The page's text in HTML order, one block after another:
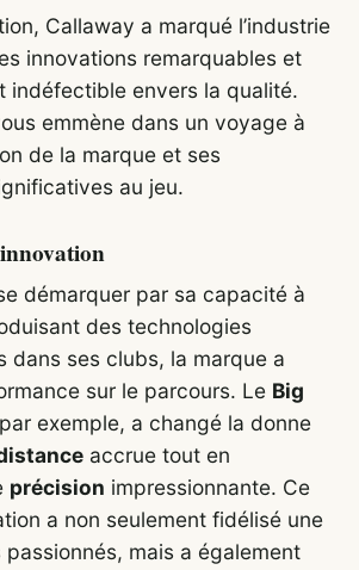
Callaway a marqué l’industrie
innovations remarquables et
indéfectible envers la qualité.
emmène dans un voyage à
de la marque et ses
au jeu.
démarquer par sa capacité à
des technologies
dans ses clubs, la marque a
sur le parcours. Le Big
exemple, a changé la donne
accrue tout en
précision impressionnante. Ce
a non seulement fidélisé une
mais a également